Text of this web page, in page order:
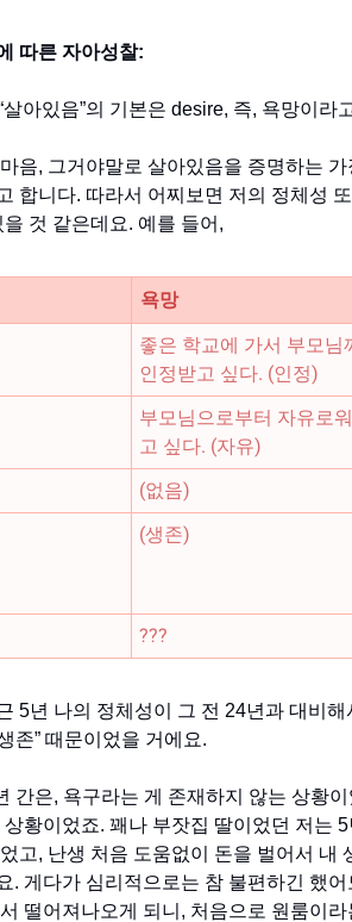
따른 자아성찰:
살아있음”의 기본은 desire, 즉, 욕망이라
음, 그거야말로 살아있음을 증명하는
합니다. 따라서 어찌보면 저의 정체성
것 같은데요. 예를 들어,
욕망
좋은 학교에 가서 부모님
인정받고 싶다. (인정)
부모님으로부터 자유로
고 싶다. (자유)
(없음)
(생존)
???
5년 나의 정체성이 그 전 24년과 대비
존” 때문이었을 거에요.
간은, 욕구라는 게 존재하지 않는 상황
황이었죠. 꽤나 부잣집 딸이었던 저는
고, 난생 처음 도움없이 돈을 벌어서 내
. 게다가 심리적으로는 참 불편하긴 했
떨어져나오게 되니, 처음으로 원룸이